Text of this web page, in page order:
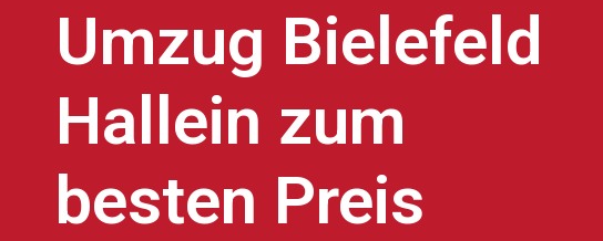
Umzug Bielefeld
Hallein zum
besten Preis